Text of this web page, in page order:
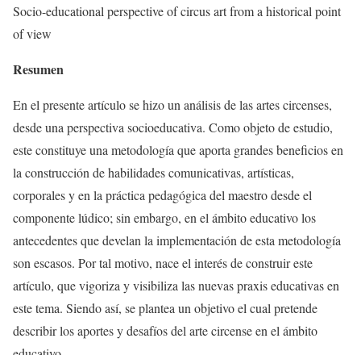
Socio-educational perspective of circus art from a historical point
of view
Resumen
En el presente artículo se hizo un análisis de las artes circenses,
desde una perspectiva socioeducativa. Como objeto de estudio,
este constituye una metodología que aporta grandes beneficios en
la construcción de habilidades comunicativas, artísticas,
corporales y en la práctica pedagógica del maestro desde el
componente lúdico; sin embargo, en el ámbito educativo los
antecedentes que develan la implementación de esta metodología
son escasos. Por tal motivo, nace el interés de construir este
artículo, que vigoriza y visibiliza las nuevas praxis educativas en
este tema. Siendo así, se plantea un objetivo el cual pretende
describir los aportes y desafíos del arte circense en el ámbito